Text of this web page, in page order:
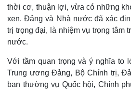
thời cơ, thuận lợi, vừa có những
xen. Đảng và Nhà nước đã xác
trị trọng đại, là nhiệm vụ trọng tâm
nước.
Với tầm quan trọng và ý nghĩa to
Trung ương Đảng, Bộ Chính trị,
ban thường vụ Quốc hội, Chính